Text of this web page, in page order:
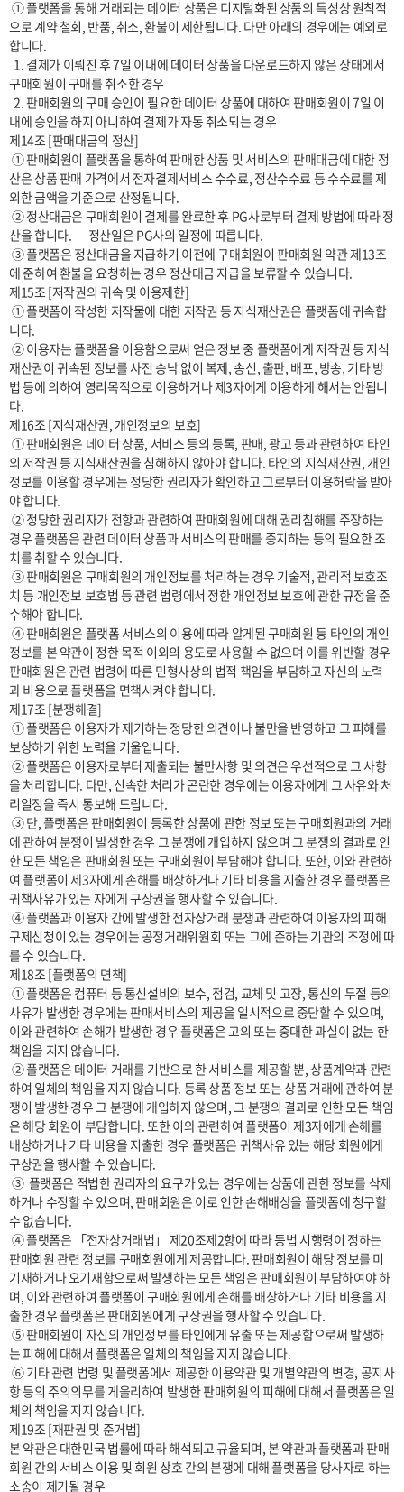
으로 계약 철회, 반품, 취소, 환불이 제한됩니다. 다만 아래의 경우에는 예외로
합니다.
구매회원이 구매를 취소한 경우
  2. 판매회원의 구매 승인이 필요한 데이터 상품에 대하여 판매회원이 7일 이
내에 승인을 하지 아니하여 결제가 자동 취소되는 경우
제14조 [판매대금의 정산]
산은 상품 판매 가격에서 전자결제서비스 수수료, 정산수수료 등 수수료를 제
외한 금액을 기준으로 산정됩니다.
산을 합니다.       정산일은 PG사의 일정에 따릅니다.
에 준하여 환불을 요청하는 경우 정산대금 지급을 보류할 수 있습니다.
제15조 [저작권의 귀속 및 이용제한]
니다.
재산권이 귀속된 정보를 사전 승낙 없이 복제, 송신, 출판, 배포, 방송, 기타 방
법 등에 의하여 영리목적으로 이용하거나 제3자에게 이용하게 해서는 안됩니
다.
제16조 [지식재산권, 개인정보의 보호]
의 저작권 등 지식재산권을 침해하지 않아야 합니다. 타인의 지식재산권, 개인
정보를 이용할 경우에는 정당한 권리자가 확인하고 그로부터 이용허락을 받아
야 합니다.
경우 플랫폼은 관련 데이터 상품과 서비스의 판매를 중지하는 등의 필요한 조
치를 취할 수 있습니다.
치 등 개인정보 보호법 등 관련 법령에서 정한 개인정보 보호에 관한 규정을 준
수해야 합니다.
정보를 본 약관이 정한 목적 이외의 용도로 사용할 수 없으며 이를 위반할 경우
판매회원은 관련 법령에 따른 민형사상의 법적 책임을 부담하고 자신의 노력
과 비용으로 플랫폼을 면책시켜야 합니다.
제17조 [분쟁해결]
보상하기 위한 노력을 기울입니다.
을 처리합니다. 다만, 신속한 처리가 곤란한 경우에는 이용자에게 그 사유와 처
리일정을 즉시 통보해 드립니다.
에 관하여 분쟁이 발생한 경우 그 분쟁에 개입하지 않으며 그 분쟁의 결과로 인
한 모든 책임은 판매회원 또는 구매회원이 부담해야 합니다. 또한, 이와 관련하
여 플랫폼이 제3자에게 손해를 배상하거나 기타 비용을 지출한 경우 플랫폼은
귀책사유가 있는 자에게 구상권을 행사할 수 있습니다.
구제신청이 있는 경우에는 공정거래위원회 또는 그에 준하는 기관의 조정에 따
를 수 있습니다.
제18조 [플랫폼의 면책]
사유가 발생한 경우에는 판매서비스의 제공을 일시적으로 중단할 수 있으며,
이와 관련하여 손해가 발생한 경우 플랫폼은 고의 또는 중대한 과실이 없는 한
책임을 지지 않습니다.
하여 일체의 책임을 지지 않습니다. 등록 상품 정보 또는 상품 거래에 관하여 분
쟁이 발생한 경우 그 분쟁에 개입하지 않으며, 그 분쟁의 결과로 인한 모든 책임
은 해당 회원이 부담합니다. 또한 이와 관련하여 플랫폼이 제3자에게 손해를
배상하거나 기타 비용을 지출한 경우 플랫폼은 귀책사유 있는 해당 회원에게
구상권을 행사할 수 있습니다.
하거나 수정할 수 있으며, 판매회원은 이로 인한 손해배상을 플랫폼에 청구할
수 없습니다.
판매회원 관련 정보를 구매회원에게 제공합니다. 판매회원이 해당 정보를 미
기재하거나 오기재함으로써 발생하는 모든 책임은 판매회원이 부담하여야 하
며, 이와 관련하여 플랫폼이 구매회원에게 손해를 배상하거나 기타 비용을 지
출한 경우 플랫폼은 판매회원에게 구상권을 행사할 수 있습니다.
는 피해에 대해서 플랫폼은 일체의 책임을 지지 않습니다.
항 등의 주의의무를 게을리하여 발생한 판매회원의 피해에 대해서 플랫폼은 일
체의 책임을 지지 않습니다.
제19조 [재판권 및 준거법]
본 약관은 대한민국 법률에 따라 해석되고 규율되며, 본 약관과 플랫폼과 판매
회원 간의 서비스 이용 및 회원 상호 간의 분쟁에 대해 플랫폼을 당사자로 하는
소송이 제기될 경우